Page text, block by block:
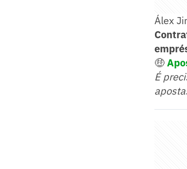
Álex
🤑
É